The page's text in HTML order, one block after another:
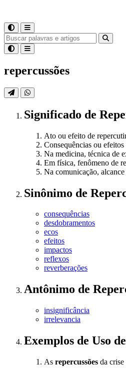
repercussões
Significado de
Ato ou efeito de
Consequências ou
Na medicina, técnica de
Em física, fenômeno de
Na comunicação,
Sinônimo de
consequências
desdobramentos
ecos
efeitos
impactos
reflexos
reverberações
Antônimo de
insignificância
irrelevancia
Exemplos de Uso
As repercussões da crise